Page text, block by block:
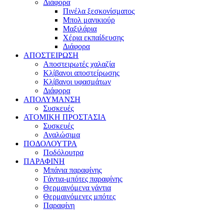
Διάφορα
Πινέλα ξεσκονίσματος
Μπολ μανικιούρ
Μαξιλάρια
Χέρια εκπαίδευσης
Διάφορα
ΑΠΟΣΤΕΙΡΩΣΗ
Αποστειρωτές χαλαζία
Κλίβανοι αποστείρωσης
Κλίβανοι υφασμάτων
Διάφορα
ΑΠΟΛΥΜΑΝΣΗ
Συσκευές
ΑΤΟΜΙΚΗ ΠΡΟΣΤΑΣΙΑ
Συσκευές
Αναλώσιμα
ΠΟΔΟΛΟΥΤΡΑ
Ποδόλουτρα
ΠΑΡΑΦΙΝΗ
Μπάνια παραφίνης
Γάντια-μπότες παραφίνης
Θερμαινόμενα γάντια
Θερμαινόμενες μπότες
Παραφίνη